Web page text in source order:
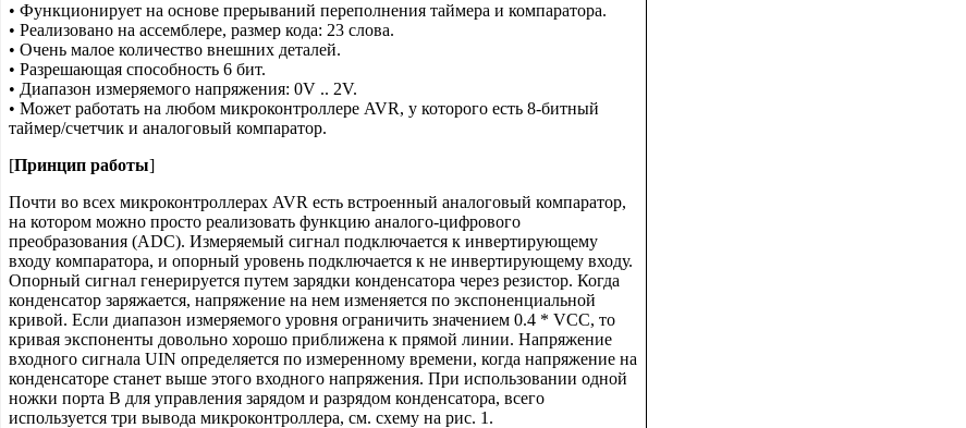
• Функционирует на основе прерываний переполнения таймера и компаратора.
• Реализовано на ассемблере, размер кода: 23 слова.
• Очень малое количество внешних деталей.
• Разрешающая способность 6 бит.
• Диапазон измеряемого напряжения: 0V .. 2V.
• Может работать на любом микроконтроллере AVR, у которого есть 8-битный
таймер/счетчик и аналоговый компаратор.
[Принцип работы]
Почти во всех микроконтроллерах AVR есть встроенный аналоговый компаратор,
на котором можно просто реализовать функцию аналого-цифрового
преобразования (ADC). Измеряемый сигнал подключается к инвертирующему
входу компаратора, и опорный уровень подключается к не инвертирующему входу.
Опорный сигнал генерируется путем зарядки конденсатора через резистор. Когда
конденсатор заряжается, напряжение на нем изменяется по экспоненциальной
кривой. Если диапазон измеряемого уровня ограничить значением 0.4 * VCC, то
кривая экспоненты довольно хорошо приближена к прямой линии. Напряжение
входного сигнала UIN определяется по измеренному времени, когда напряжение на
конденсаторе станет выше этого входного напряжения. При использовании одной
ножки порта B для управления зарядом и разрядом конденсатора, всего
используется три вывода микроконтроллера, см. схему на рис. 1.